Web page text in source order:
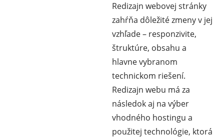
Redizajn webovej stránky
zahŕňa dôležité zmeny v jej
vzhľade – responzivite,
štruktúre, obsahu a
hlavne vybranom
technickom riešení.
Redizajn webu má za
následok aj na výber
vhodného hostingu a
použitej technológie, ktorá